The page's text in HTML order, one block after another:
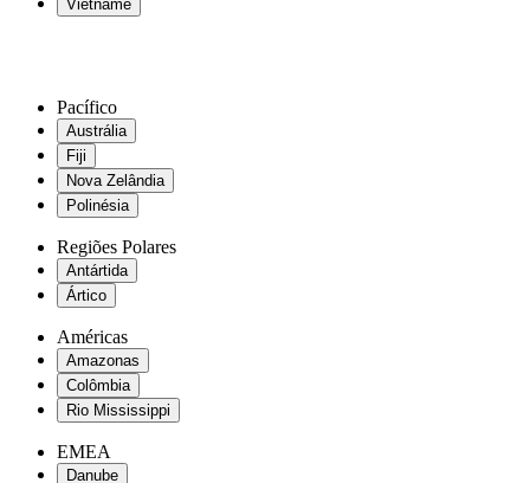
Vietname
Pacífico
Austrália
Fiji
Nova Zelândia
Polinésia
Regiões Polares
Antártida
Ártico
Américas
Amazonas
Colômbia
Rio Mississippi
EMEA
Danube